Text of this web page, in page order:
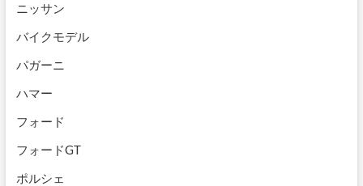
ニッサン
バイクモデル
パガーニ
ハマー
フォード
フォードGT
ポルシェ